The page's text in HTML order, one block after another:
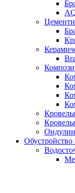
Ондулин
Обустройство